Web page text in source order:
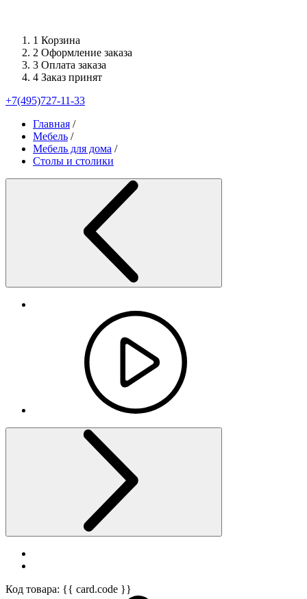
1 Корзина
2 Оформление заказа
3 Оплата заказа
4 Заказ принят
+7(495)727-11-33
Главная /
Мебель /
Мебель для дома /
Столы и столики
Код товара: {{ card.code }}